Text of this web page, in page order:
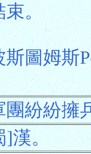
束。
圖姆斯
團紛紛擁
]漢。